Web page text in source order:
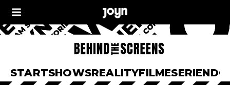
STARTSHOWSREALITYFILMESERIEN